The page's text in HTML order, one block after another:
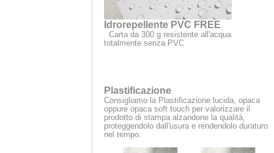
Idrorepellente PVC FREE
Carta da 300 g resistente all'acqua
totalmente senza PVC
Plastificazione
Consigliamo la Plastificazione lucida, opaca
oppure opaca soft touch per valorizzare il
prodotto di stampa alzandone la qualità,
proteggendolo dall'usura e rendendolo duraturo
nel tempo.